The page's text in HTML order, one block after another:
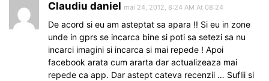
Claudiu daniel mai 24, 2012, 8:24 AM At 08:24
De acord si eu am asteptat sa apara !! Si eu in zone
unde in gprs se incarca bine si poti sa setezi sa nu
incarci imagini si incarca si mai repede ! Apoi
facebook arata cum ararta dar actualizeaza mai
repede ca app. Dar astept cateva recenzii … Suflii si